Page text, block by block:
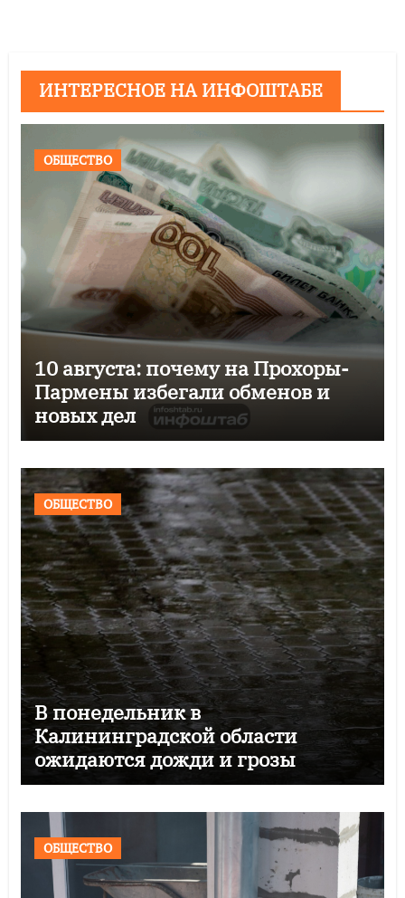
ИНТЕРЕСНОЕ НА ИНФОШТАБЕ
ОБЩЕСТВО
10 августа: почему на Прохоры-
Пармены избегали обменов и
новых дел
ОБЩЕСТВО
В понедельник в
Калининградской области
ожидаются дожди и грозы
ОБЩЕСТВО